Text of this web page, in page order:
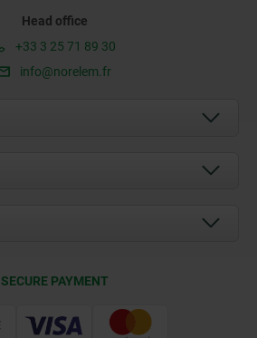
Head office
+33 3 25 71 89 30
info@norelem.fr
SECURE PAYMENT